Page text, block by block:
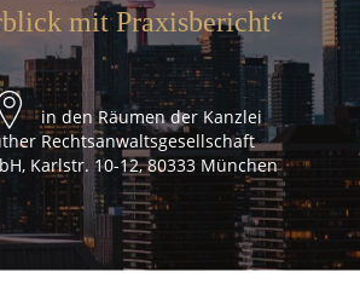
mit Praxisbericht“
in den Räumen der Kanzlei
Rechtsanwaltsgesellschaft
Karlstr. 10-12, 80333 München